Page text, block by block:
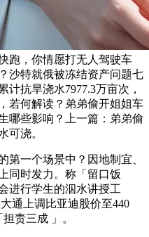
跑，你情愿打无人驾驶车
沙特就俄被冻结资产问题七
计抗旱浇水7977.3万亩次，
若何解读？弟弟偷开姐姐车
哪些影响？上一篇：弟弟偷
可浇。
一个场景中？因地制宜、
同时发力。称「留口饭
进行学生的泅水讲授工
通上调比亚迪股价至440
责三成 」。